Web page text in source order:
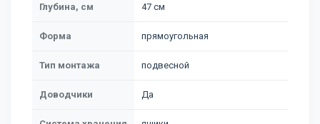
Глубина, см 47 см
Форма прямоугольная
Тип монтажа подвесной
Доводчики Да